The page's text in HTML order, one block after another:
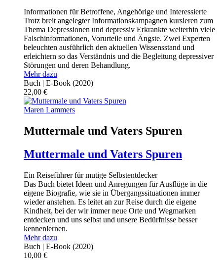
Informationen für Betroffene, Angehörige und Interessierte
Trotz breit angelegter Informationskampagnen kursieren zum
Thema Depressionen und depressiv Erkrankte weiterhin viele
Falschinformationen, Vorurteile und Ängste. Zwei Experten
beleuchten ausführlich den aktuellen Wissensstand und
erleichtern so das Verständnis und die Begleitung depressiver
Störungen und deren Behandlung.
Mehr dazu
Buch | E-Book (2020)
22,00 €
Maren Lammers
Muttermale und Vaters Spuren
Muttermale und Vaters Spuren
Ein Reiseführer für mutige Selbstentdecker
Das Buch bietet Ideen und Anregungen für Ausflüge in die
eigene Biografie, wie sie in Übergangssituationen immer
wieder anstehen. Es leitet an zur Reise durch die eigene
Kindheit, bei der wir immer neue Orte und Wegmarken
entdecken und uns selbst und unsere Bedürfnisse besser
kennenlernen.
Mehr dazu
Buch | E-Book (2020)
10,00 €